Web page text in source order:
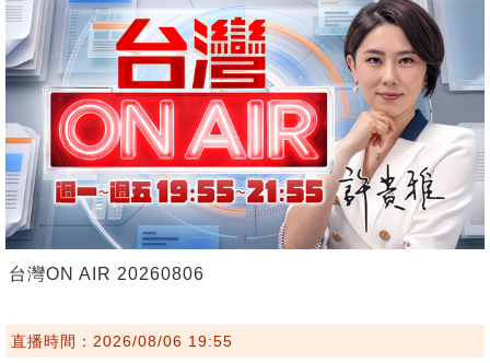
台灣ON AIR 20260806
直播時間：2026/08/06 19:55